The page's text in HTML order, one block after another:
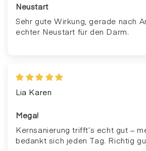
Neustart
Sehr gute Wirkung, gerade nach
echter Neustart für den Darm.
Lia Karen
Mega!
Kernsanierung trifft’s echt gut –
bedankt sich jeden Tag. Richtig